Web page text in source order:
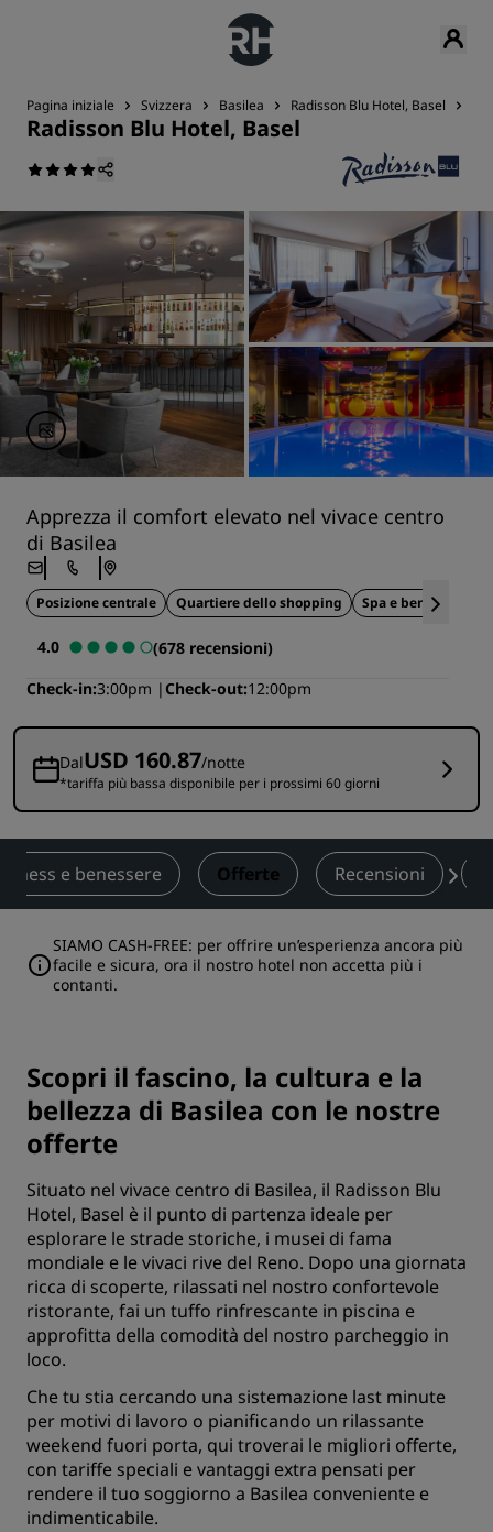
Pagina iniziale Svizzera Basilea Radisson Blu Hotel, Basel
Radisson Blu Hotel, Basel
Apprezza il comfort elevato nel vivace centro
di Basilea
Posizione centrale Quartiere dello shopping Spa e benessere
4.0
(678 recensioni)
Check-in 3:00pm Check-out 12:00pm
DalUSD 160.87/notte
*tariffa più bassa disponibile per i prossimi 60 giorni
e benessere Offerte Recensioni
SIAMO CASH-FREE: per offrire un’esperienza ancora più
facile e sicura, ora il nostro hotel non accetta più i
contanti.
Scopri il fascino, la cultura e la
bellezza di Basilea con le nostre
offerte
Situato nel vivace centro di Basilea, il Radisson Blu
Hotel, Basel è il punto di partenza ideale per
esplorare le strade storiche, i musei di fama
mondiale e le vivaci rive del Reno. Dopo una giornata
ricca di scoperte, rilassati nel nostro confortevole
ristorante, fai un tuffo rinfrescante in piscina e
approfitta della comodità del nostro parcheggio in
loco.
Che tu stia cercando una sistemazione last minute
per motivi di lavoro o pianificando un rilassante
weekend fuori porta, qui troverai le migliori offerte,
con tariffe speciali e vantaggi extra pensati per
rendere il tuo soggiorno a Basilea conveniente e
indimenticabile.